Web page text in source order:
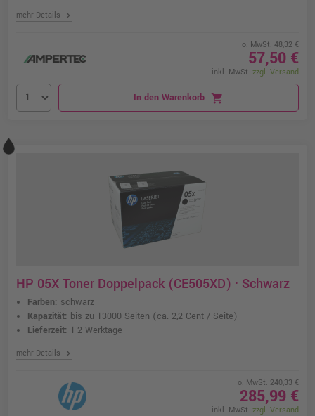
mehr Details chevron_right
o. MwSt. 48,32 €
57,50 €
inkl. MwSt. zzgl. Versand
In den Warenkorb shopping_cart
HP 05X Toner Doppelpack (CE505XD) · Schwarz
Farben: schwarz
Kapazität: bis zu 13000 Seiten (ca. 2,2 Cent / Seite)
Lieferzeit: 1-2 Werktage
mehr Details chevron_right
o. MwSt. 240,33 €
285,99 €
inkl. MwSt. zzgl. Versand